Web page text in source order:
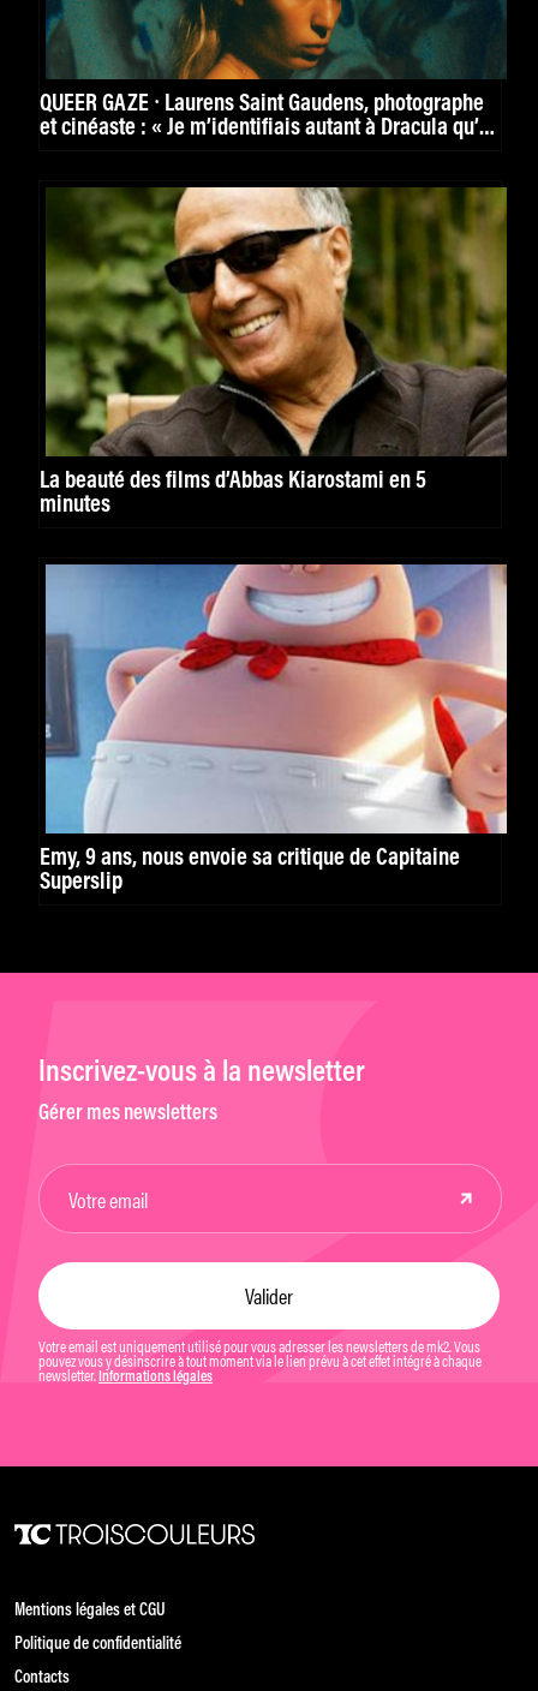
QUEER GAZE ⸱ Laurens Saint Gaudens, photographe
et cinéaste : « Je m’identifiais autant à Dracula qu’à
La beauté des films d’Abbas Kiarostami en 5
minutes
Emy, 9 ans, nous envoie sa critique de Capitaine
Superslip
Inscrivez-vous à la newsletter
Gérer mes newsletters
Votre email est uniquement utilisé pour vous adresser les newsletters de mk2. Vous
pouvez vous y désinscrire à tout moment via le lien prévu à cet effet intégré à chaque
newsletter. Informations légales
Mentions légales et CGU
Politique de confidentialité
Contacts